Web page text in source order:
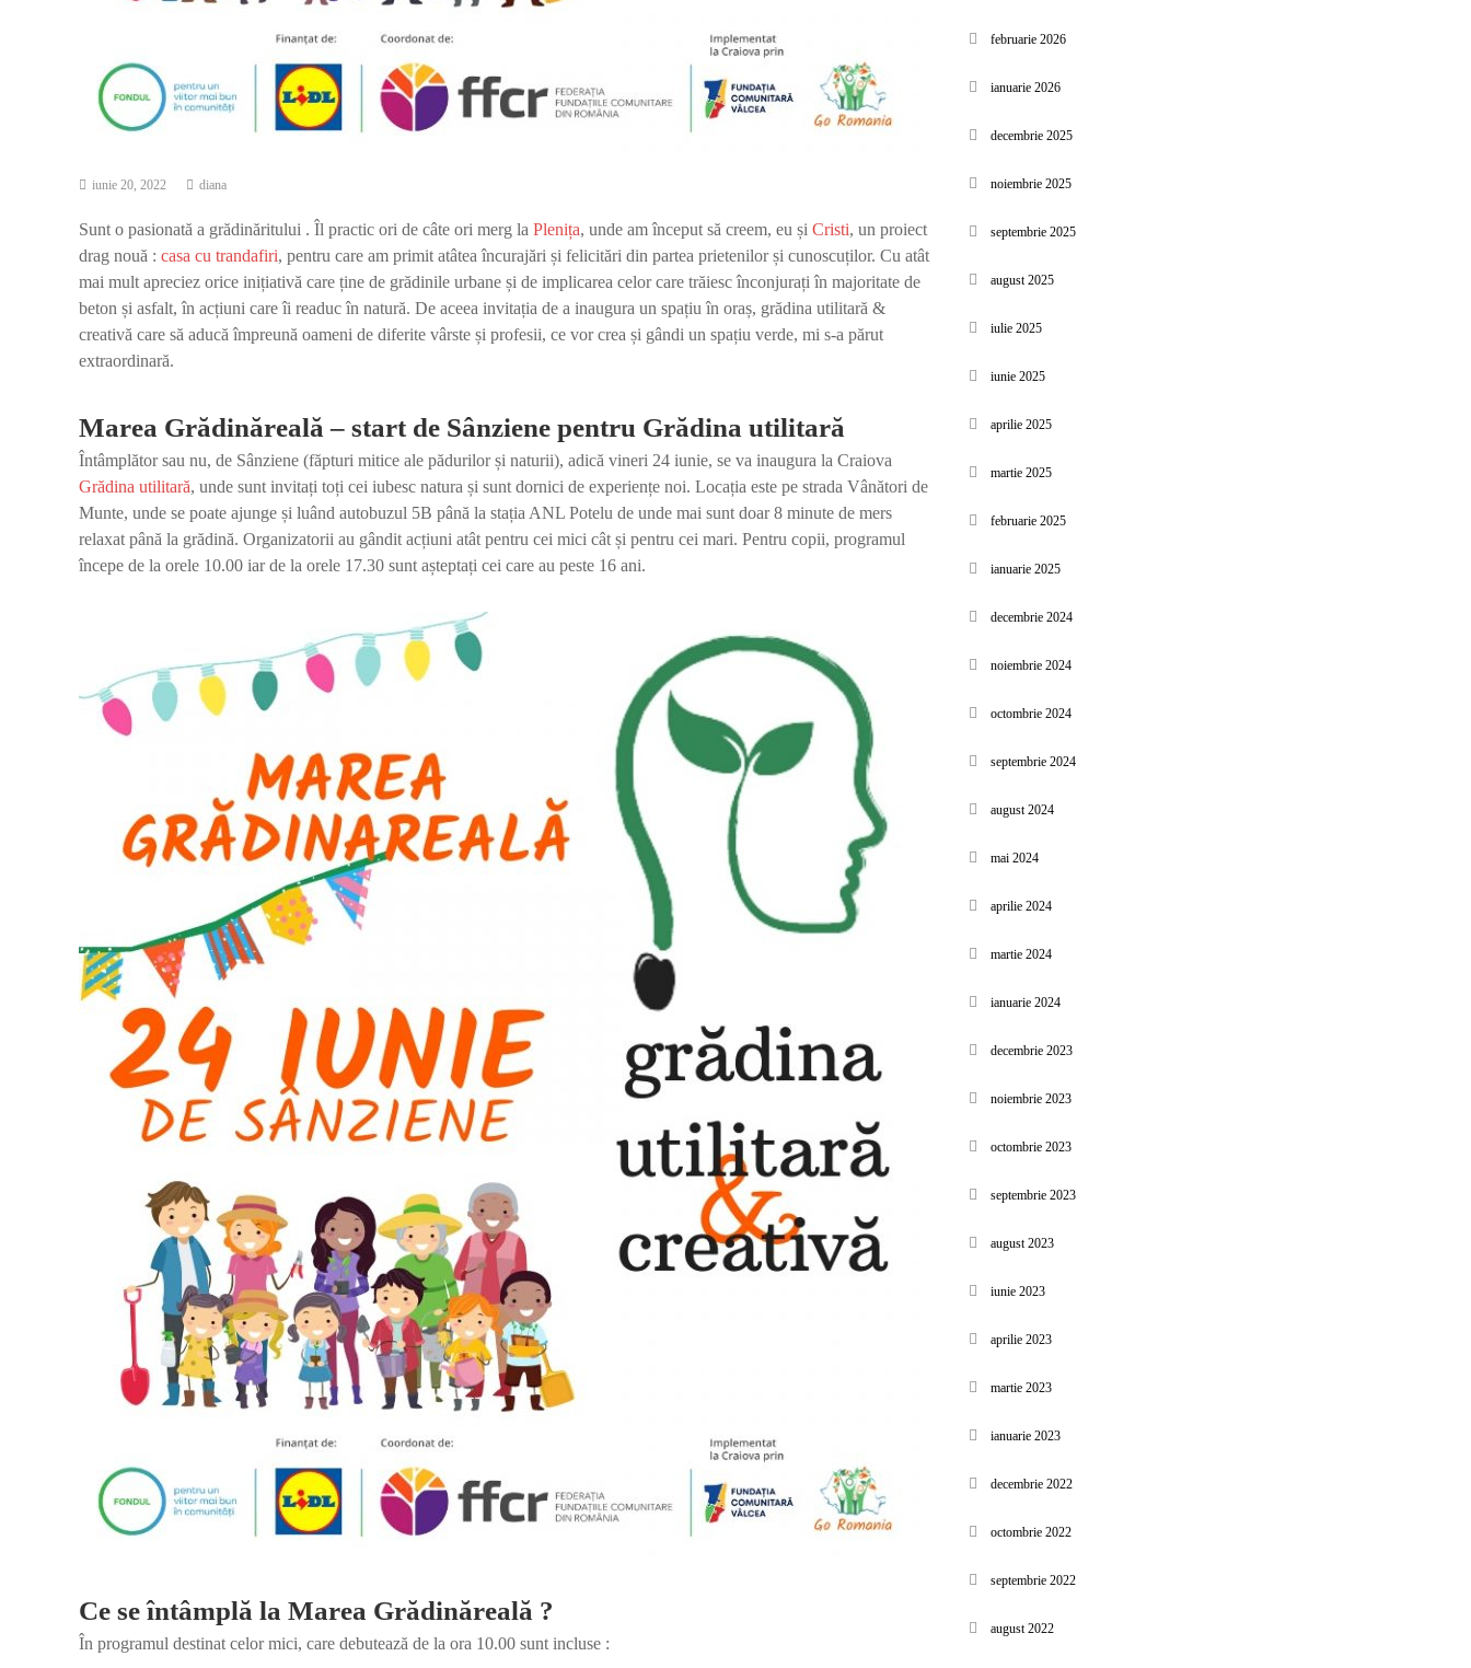
iunie 20, 2022 diana
Sunt o pasionată a grădinăritului . Îl practic ori de câte ori merg la Plenița, unde am început să creem, eu și Cristi, un proiect
drag nouă : casa cu trandafiri, pentru care am primit atâtea încurajări și felicitări din partea prietenilor și cunoscuților. Cu atât
mai mult apreciez orice inițiativă care ține de grădinile urbane și de implicarea celor care trăiesc înconjurați în majoritate de
beton și asfalt, în acțiuni care îi readuc în natură. De aceea invitația de a inaugura un spațiu în oraș, grădina utilitară &
creativă care să aducă împreună oameni de diferite vârste și profesii, ce vor crea și gândi un spațiu verde, mi s-a părut
extraordinară.
Marea Grădinăreală – start de Sânziene pentru Grădina utilitară
Întâmplător sau nu, de Sânziene (făpturi mitice ale pădurilor și naturii), adică vineri 24 iunie, se va inaugura la Craiova
Grădina utilitară, unde sunt invitați toți cei iubesc natura și sunt dornici de experiențe noi. Locația este pe strada Vânători de
Munte, unde se poate ajunge și luând autobuzul 5B până la stația ANL Potelu de unde mai sunt doar 8 minute de mers
relaxat până la grădină. Organizatorii au gândit acțiuni atât pentru cei mici cât și pentru cei mari. Pentru copii, programul
începe de la orele 10.00 iar de la orele 17.30 sunt așteptați cei care au peste 16 ani.
Ce se întâmplă la Marea Grădinăreală ?
În programul destinat celor mici, care debutează de la ora 10.00 sunt incluse :
februarie 2026
ianuarie 2026
decembrie 2025
noiembrie 2025
septembrie 2025
august 2025
iulie 2025
iunie 2025
aprilie 2025
martie 2025
februarie 2025
ianuarie 2025
decembrie 2024
noiembrie 2024
octombrie 2024
septembrie 2024
august 2024
mai 2024
aprilie 2024
martie 2024
ianuarie 2024
decembrie 2023
noiembrie 2023
octombrie 2023
septembrie 2023
august 2023
iunie 2023
aprilie 2023
martie 2023
ianuarie 2023
decembrie 2022
octombrie 2022
septembrie 2022
august 2022